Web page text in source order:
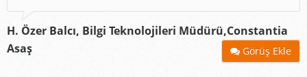
H. Özer Balcı, Bilgi Teknolojileri Müdürü,Constantia
Asaş
Görüş Ekle